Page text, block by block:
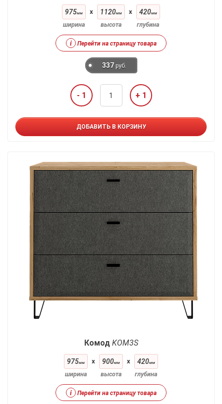
975мм
ширина
x 1120мм
высота
x 420мм
глубина
i Перейти на страницу товара
337 руб.
- 1 + 1
ДОБАВИТЬ В КОРЗИНУ
Комод KOM3S
975мм
ширина
x 900мм
высота
x 420мм
глубина
i Перейти на страницу товара